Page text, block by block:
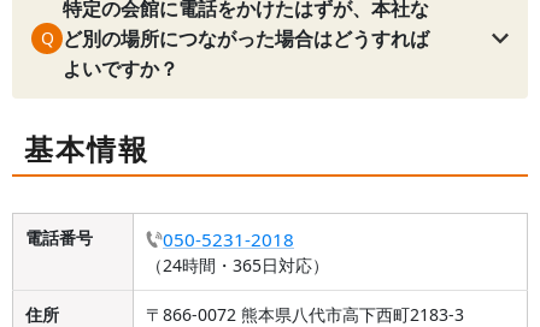
Q
特定の会館に電話をかけたはずが、本社な
ど別の場所につながった場合はどうすれば
よいですか？
基本情報
電話番号 050-5231-2018
（24時間・365日対応）
住所 〒866-0072 熊本県八代市高下西町2183-3